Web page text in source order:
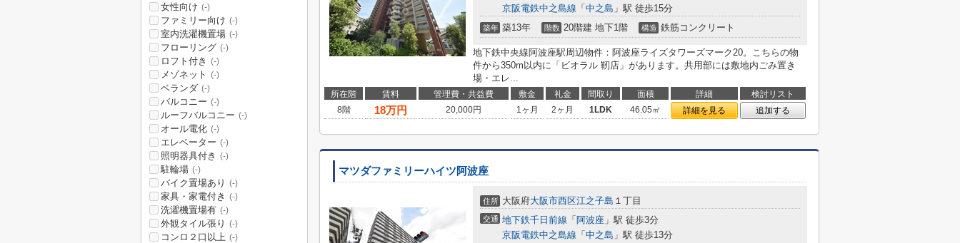
京阪電鉄中之島線 「 中之島 」駅 徒歩15分
築年 築13年 階数 20階建 地下1階 構造 鉄筋コンクリート
地下鉄中央線阿波座駅周辺物件：阿波座ライズタワーズマーク20。こちらの物
件から350m以内に「ビオラル 靭店」があります。共用部には敷地内ごみ置き
場・エレ...
所在階 賃料 管理費・共益費 敷金 礼金 間取り 面積 詳細
検討リスト
8階
18万円 20,000円 1ヶ月 2ヶ月 1LDK 46.05㎡ 詳細を見る 追加する
マツダファミリーハイツ阿波座
住所 大阪府大阪市西区江之子島 １丁目
交通 地下鉄千日前線 「 阿波座 」駅 徒歩3分
京阪電鉄中之島線 「 中之島 」駅 徒歩13分
女性向け (-)
ファミリー向け (-)
室内洗濯機置場 (-)
フローリング (-)
ロフト付き (-)
メゾネット (-)
ベランダ (-)
バルコニー (-)
ルーフバルコニー (-)
オール電化 (-)
エレベーター (-)
照明器具付き (-)
駐輪場 (-)
バイク置場あり (-)
家具・家電付き (-)
洗濯機置場有 (-)
外観タイル張り (-)
コンロ２口以上 (-)